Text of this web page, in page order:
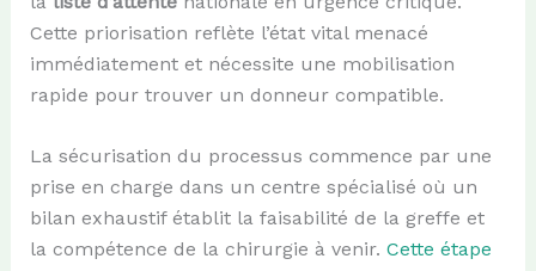
Cette priorisation reflète l’état vital menacé
immédiatement et nécessite une mobilisation
rapide pour trouver un donneur compatible.
La sécurisation du processus commence par une
prise en charge dans un centre spécialisé où un
bilan exhaustif établit la faisabilité de la greffe et
la compétence de la chirurgie à venir. Cette étape